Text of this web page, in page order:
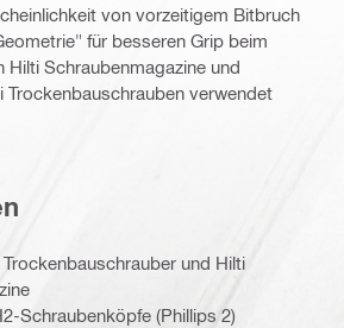
von vorzeitigem Bitbruch
für besseren Grip beim
Hilti Schraubenmagazine und
Trockenbauschrauben verwendet
und Hilti
Schraubenköpfe (Phillips 2)